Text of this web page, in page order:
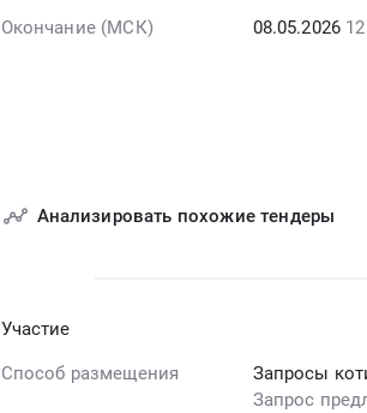
Окончание (МСК) 08.05.2026
Анализировать похожие тендеры
Участие
Способ размещения
Запросы
Запрос